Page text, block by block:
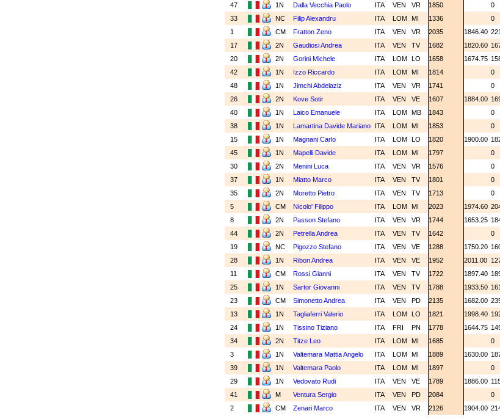
47
1N Dalla Vecchia Paolo ITA VEN VR 1850 0
33
NC Filip Alexandru ITA LOM MI 1336 0
1
CM Fratton Zeno ITA VEN VR 2035 1846.40
17
2N Gaudiosi Andrea ITA VEN TV 1682 1820.60
20
2N Gorini Michele ITA LOM LO 1658 1674.75
42
1N Izzo Riccardo ITA LOM MI 1814 0
48
1N Jimchi Abdelaziz ITA VEN VR 1741 0
26
2N Kove Sotir ITA VEN VE 1607 1884.00
40
1N Laico Emanuele ITA LOM MB 1843 0
38
1N Lamartina Davide Mariano ITA LOM MI 1853 0
15
1N Magnani Carlo ITA LOM LO 1820 1900.00
45
1N Mapelli Davide ITA LOM MI 1797 0
30
2N Menini Luca ITA VEN VR 1576 0
37
1N Miatto Marco ITA VEN TV 1801 0
35
2N Moretto Pietro ITA VEN TV 1713 0
5
CM Nicolo' Filippo ITA LOM MI 2023 1974.60
8
2N Passon Stefano ITA VEN VR 1744 1653.25
44
2N Petrella Andrea ITA VEN TV 1642 0
19
NC Pigozzo Stefano ITA VEN VE 1288 1750.20
28
1N Ribon Andrea ITA VEN VE 1952 2011.00
11
CM Rossi Gianni ITA VEN TV 1722 1897.40
25
1N Sartor Giovanni ITA VEN TV 1788 1933.50
23
CM Simonetto Andrea ITA VEN PD 2135 1682.00
13
1N Tagliaferri Valerio ITA LOM LO 1821 1998.40
24
1N Tissino Tiziano ITA FRI PN 1778 1644.75
34
2N Titze Leo ITA LOM MI 1685 0
3
1N Valtemara Mattia Angelo ITA LOM MI 1889 1630.00
39
1N Valtemara Paolo ITA LOM MI 1897 0
29
1N Vedovato Rudi ITA VEN VE 1789 1886.00
41
M Ventura Sergio ITA VEN PD 2084 0
2
CM Zenari Marco ITA VEN VR 2126 1904.00